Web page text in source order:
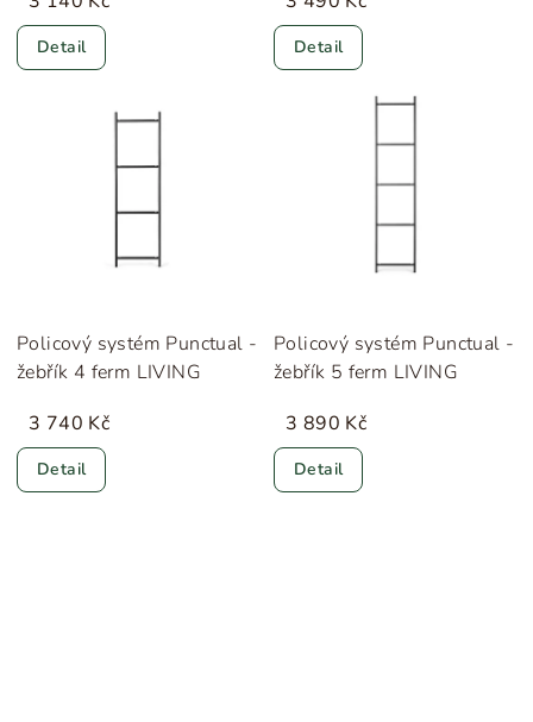
Detail Detail
Policový systém Punctual -
žebřík 4 ferm LIVING
3 740 Kč
Detail
Policový systém Punctual -
žebřík 5 ferm LIVING
3 890 Kč
Detail